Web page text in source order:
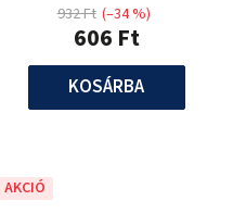
606 Ft
932 Ft (–34 %)
KOSÁRBA
AKCIÓ